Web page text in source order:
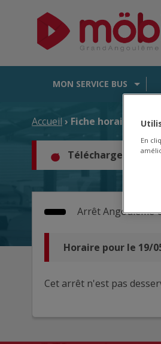
MON SERVICE BUS
Accueil › Fiche horaire
Téléchargez les
ArrêtAngoulême
Horaire pour le 19/
Cet arrêt n'est pas
En